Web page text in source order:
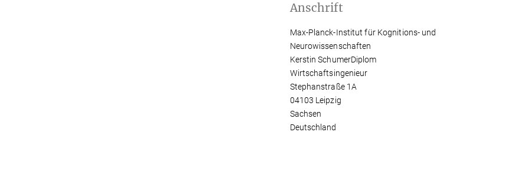
Anschrift
Max-Planck-Institut für Kognitions- und
Neurowissenschaften
Kerstin SchumerDiplom
Wirtschaftsingenieur
Stephanstraße 1A
04103 Leipzig
Sachsen
Deutschland